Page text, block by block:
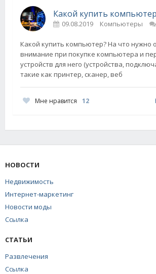
Какой купить компьютер
09.08.2019 Компьютеры
Какой купить компьютер? На что нужно
внимание при покупке компьютера и
устройств для него (устройства,
такие как принтер, сканер, веб
Мне нравится 12
НОВОСТИ
Недвижимость
Интернет-маркетинг
Новости моды
Ссылка
СТАТЬИ
Развлечения
Ссылка